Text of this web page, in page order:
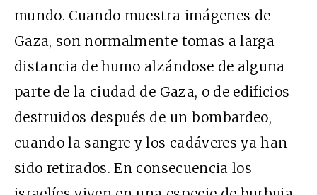
mundo. Cuando muestra imágenes de
Gaza, son normalmente tomas a larga
distancia de humo alzándose de alguna
parte de la ciudad de Gaza, o de edificios
destruidos después de un bombardeo,
cuando la sangre y los cadáveres ya han
sido retirados. En consecuencia los